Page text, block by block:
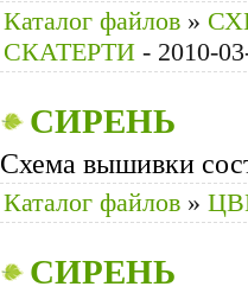
Каталог файлов »
СКАТЕРТИ - 2010-
СИРЕНЬ
Схема вышивки
Каталог файлов »
СИРЕНЬ